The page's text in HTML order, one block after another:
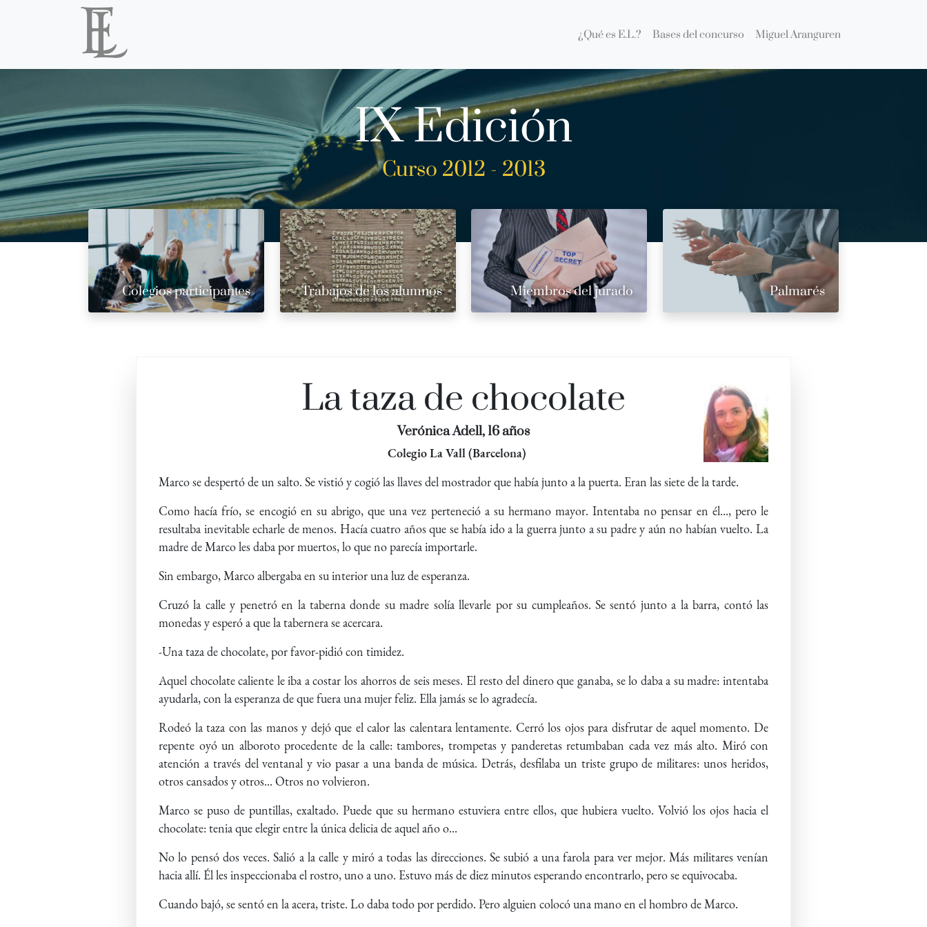
¿Qué es E.L.? Bases del concurso Miguel Aranguren
IX Edición
Curso 2012 - 2013
Colegios participantes Trabajos de los alumnos Miembros del jurado Palmarés
La taza de chocolate
Verónica Adell, 16 años
Colegio La Vall (Barcelona)
Marco se despertó de un salto. Se vistió y cogió las llaves del mostrador que había junto a la puerta. Eran las siete de la tarde.
Como hacía frío, se encogió en su abrigo, que una vez perteneció a su hermano mayor. Intentaba no pensar en él..., pero le
resultaba inevitable echarle de menos. Hacía cuatro años que se había ido a la guerra junto a su padre y aún no habían vuelto. La
madre de Marco les daba por muertos, lo que no parecía importarle.
Sin embargo, Marco albergaba en su interior una luz de esperanza.
Cruzó la calle y penetró en la taberna donde su madre solía llevarle por su cumpleaños. Se sentó junto a la barra, contó las
monedas y esperó a que la tabernera se acercara.
-Una taza de chocolate, por favor-pidió con timidez.
Aquel chocolate caliente le iba a costar los ahorros de seis meses. El resto del dinero que ganaba, se lo daba a su madre: intentaba
ayudarla, con la esperanza de que fuera una mujer feliz. Ella jamás se lo agradecía.
Rodeó la taza con las manos y dejó que el calor las calentara lentamente. Cerró los ojos para disfrutar de aquel momento. De
repente oyó un alboroto procedente de la calle: tambores, trompetas y panderetas retumbaban cada vez más alto. Miró con
atención a través del ventanal y vio pasar a una banda de música. Detrás, desfilaba un triste grupo de militares: unos heridos,
otros cansados y otros... Otros no volvieron.
Marco se puso de puntillas, exaltado. Puede que su hermano estuviera entre ellos, que hubiera vuelto. Volvió los ojos hacia el
chocolate: tenia que elegir entre la única delicia de aquel año o...
No lo pensó dos veces. Salió a la calle y miró a todas las direcciones. Se subió a una farola para ver mejor. Más militares venían
hacia allí. Él les inspeccionaba el rostro, uno a uno. Estuvo más de diez minutos esperando encontrarlo, pero se equivocaba.
Cuando bajó, se sentó en la acera, triste. Lo daba todo por perdido. Pero alguien colocó una mano en el hombro de Marco.